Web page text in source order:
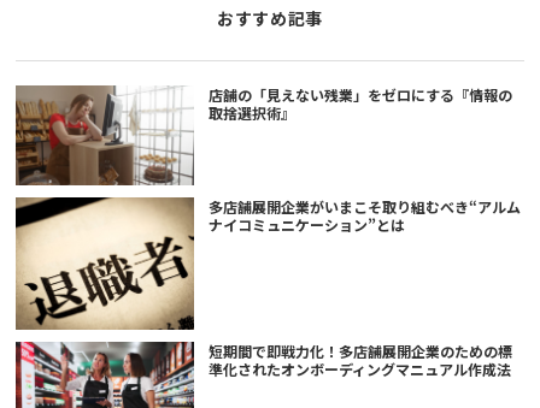
おすすめ記事
店舗の「見えない残業」をゼロにする『情報の
取捨選択術』
多店舗展開企業がいまこそ取り組むべき“アルム
ナイコミュニケーション”とは
短期間で即戦力化！多店舗展開企業のための標
準化されたオンボーディングマニュアル作成法